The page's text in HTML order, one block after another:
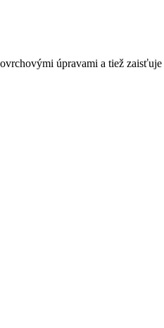
úpravami a tiež